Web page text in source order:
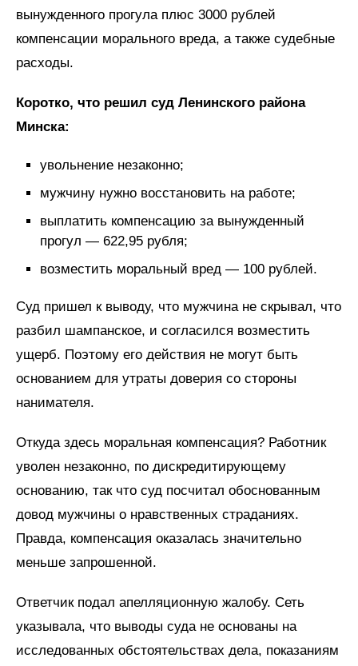
вынужденного прогула плюс 3000 рублей
компенсации морального вреда, а также судебные
расходы.
Коротко, что решил суд Ленинского района
Минска:
увольнение незаконно;
мужчину нужно восстановить на работе;
выплатить компенсацию за вынужденный
прогул — 622,95 рубля;
возместить моральный вред — 100 рублей.
Суд пришел к выводу, что мужчина не скрывал, что
разбил шампанское, и согласился возместить
ущерб. Поэтому его действия не могут быть
основанием для утраты доверия со стороны
нанимателя.
Откуда здесь моральная компенсация? Работник
уволен незаконно, по дискредитирующему
основанию, так что суд посчитал обоснованным
довод мужчины о нравственных страданиях.
Правда, компенсация оказалась значительно
меньше запрошенной.
Ответчик подал апелляционную жалобу. Сеть
указывала, что выводы суда не основаны на
исследованных обстоятельствах дела, показаниям